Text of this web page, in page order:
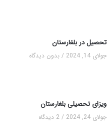
تحصیل در بلغارستان
جولای 14, 2024 بدون دیدگاه
ویزای تحصیلی بلغارستان
جولای 24, 2024 2 دیدگاه